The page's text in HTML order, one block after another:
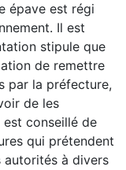
épave est régi
Il est
stipule que
de remettre
par la préfecture,
de les
conseillé de
qui prétendent
autorités à divers